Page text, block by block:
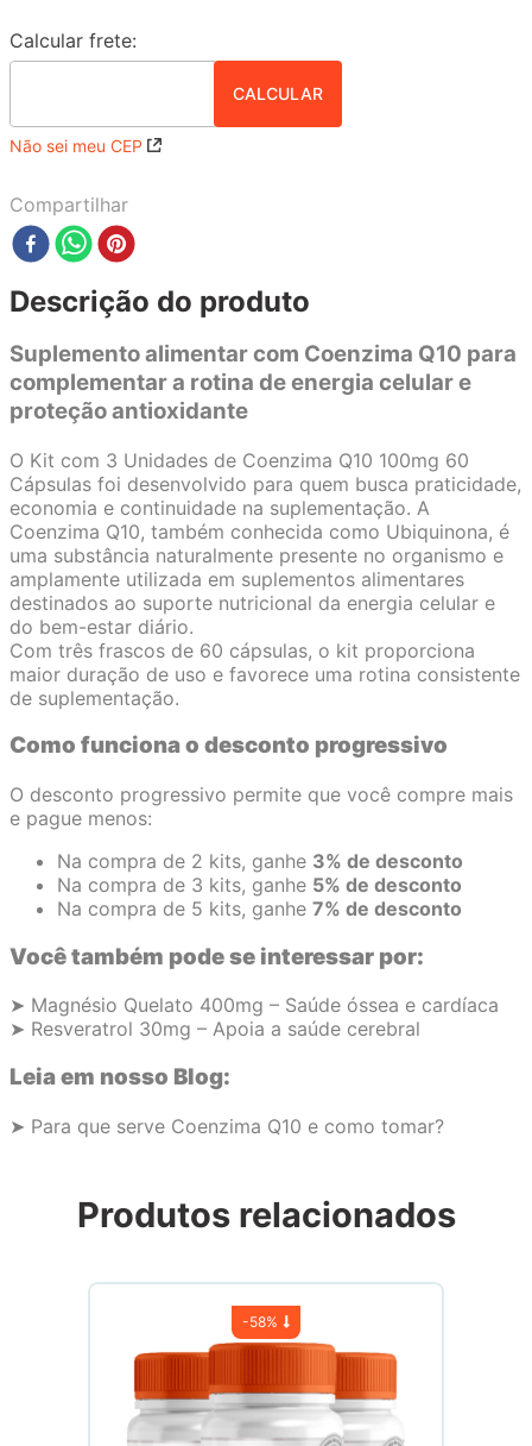
Não sei meu CEP
Compartilhar
Descrição do produto
Suplemento alimentar com Coenzima Q10 para
complementar a rotina de energia celular e
proteção antioxidante
O Kit com 3 Unidades de Coenzima Q10 100mg 60
Cápsulas foi desenvolvido para quem busca praticidade,
economia e continuidade na suplementação. A
Coenzima Q10, também conhecida como Ubiquinona, é
uma substância naturalmente presente no organismo e
amplamente utilizada em suplementos alimentares
destinados ao suporte nutricional da energia celular e
do bem-estar diário.
Com três frascos de 60 cápsulas, o kit proporciona
maior duração de uso e favorece uma rotina consistente
de suplementação.
Como funciona o desconto progressivo
O desconto progressivo permite que você compre mais
e pague menos:
Na compra de 2 kits, ganhe 3% de desconto
Na compra de 3 kits, ganhe 5% de desconto
Na compra de 5 kits, ganhe 7% de desconto
Você também pode se interessar por:
➤ Magnésio Quelato 400mg – Saúde óssea e cardíaca
➤ Resveratrol 30mg – Apoia a saúde cerebral
Leia em nosso Blog:
➤ Para que serve Coenzima Q10 e como tomar?
Produtos relacionados
-58%